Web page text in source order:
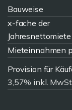
Bauweise
x-fache der
Jahresnettomiete
Mieteinnahmen
Provision für
3,57% inkl.